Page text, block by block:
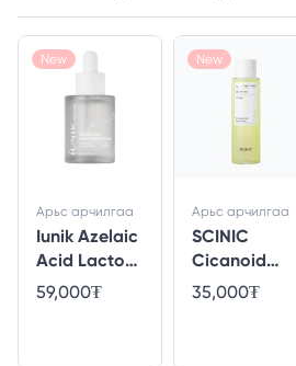
New
Iunik Azelaic
Acid Lacto
PDRN Serum
Арьс арчилгаа
59,000₮
New
SCINIC
Cicanoid
Toner
Арьс арчилгаа
35,000₮